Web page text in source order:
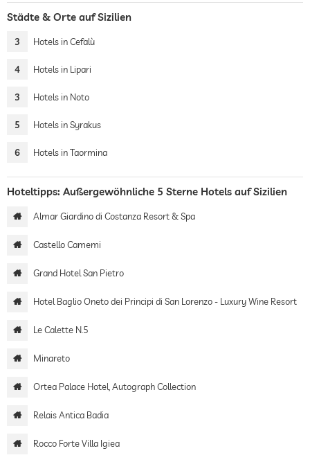
Städte & Orte auf Sizilien
3 Hotels in Cefalù
4 Hotels in Lipari
3 Hotels in Noto
5 Hotels in Syrakus
6 Hotels in Taormina
Hoteltipps: Außergewöhnliche 5 Sterne Hotels auf Sizilien
Almar Giardino di Costanza Resort & Spa
Castello Camemi
Grand Hotel San Pietro
Hotel Baglio Oneto dei Principi di San Lorenzo - Luxury Wine Resort
Le Calette N.5
Minareto
Ortea Palace Hotel, Autograph Collection
Relais Antica Badia
Rocco Forte Villa Igiea